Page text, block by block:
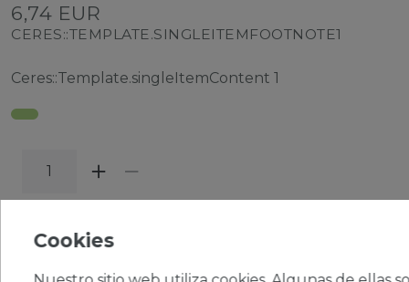
6,74 EUR
CERES::TEMPLATE.SINGLEITEMFOOTNOTE1
Ceres::Template.singleItemContent 1
Cookies